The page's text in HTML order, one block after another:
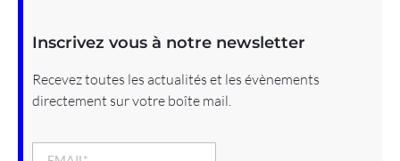
Inscrivez vous à notre newsletter
Recevez toutes les actualités et les évènements
directement sur votre boîte mail.